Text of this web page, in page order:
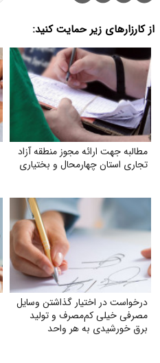
از کارزارهای زیر حمایت کنید:
مطالبه جهت ارائه مجوز منطقه آزاد
تجاری استان چهارمحال و بختیاری
درخواست در اختیار گذاشتن وسایل
مصرفی خیلی کم‌مصرف و تولید
برق خورشیدی به هر واحد